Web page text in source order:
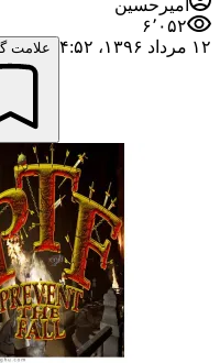
امیرحسین
۶٬۰۵۲
۱۲ مرداد ۱۳۹۶،‏ ۴:۵۲
علامت